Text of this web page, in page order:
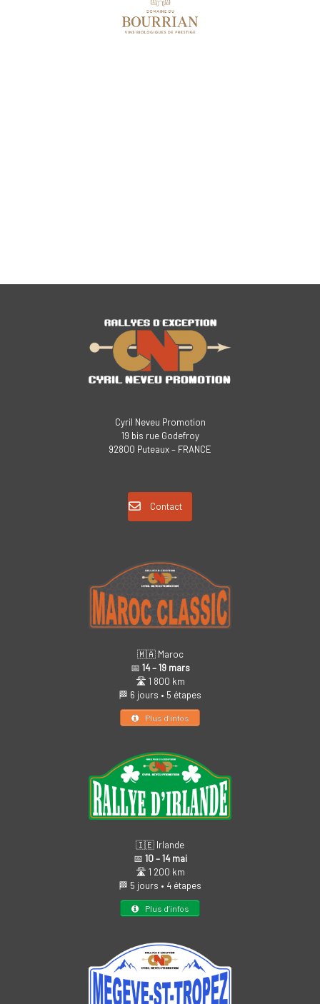
Cyril Neveu Promotion
19 bis rue Godefroy
92800 Puteaux – FRANCE
Contact
🇲🇦 Maroc
📅 14 – 19 mars
🛣️ 1 800 km
🏁 6 jours • 5 étapes
Plus d’infos
🇮🇪 Irlande
📅 10 – 14 mai
🛣️ 1 200 km
🏁 5 jours • 4 étapes
Plus d’infos